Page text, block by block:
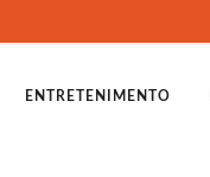
ENTRETENIMENTO